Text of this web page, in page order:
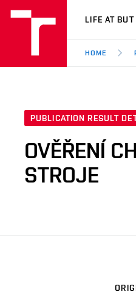
VUT
LIFE AT BUT
HOME
PUBLICATION RESULT
OVĚŘENÍ
STROJE